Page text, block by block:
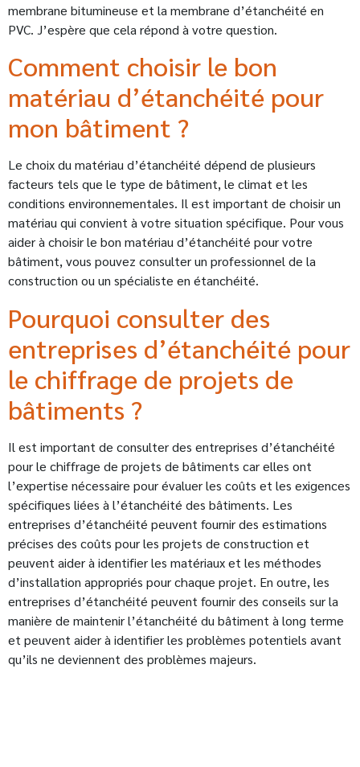
membrane bitumineuse et la membrane d’étanchéité en
PVC. J’espère que cela répond à votre question.
Comment choisir le bon
matériau d’étanchéité pour
mon bâtiment ?
Le choix du matériau d’étanchéité dépend de plusieurs
facteurs tels que le type de bâtiment, le climat et les
conditions environnementales. Il est important de choisir un
matériau qui convient à votre situation spécifique. Pour vous
aider à choisir le bon matériau d’étanchéité pour votre
bâtiment, vous pouvez consulter un professionnel de la
construction ou un spécialiste en étanchéité.
Pourquoi consulter des
entreprises d’étanchéité pour
le chiffrage de projets de
bâtiments ?
Il est important de consulter des entreprises d’étanchéité
pour le chiffrage de projets de bâtiments car elles ont
l’expertise nécessaire pour évaluer les coûts et les exigences
spécifiques liées à l’étanchéité des bâtiments. Les
entreprises d’étanchéité peuvent fournir des estimations
précises des coûts pour les projets de construction et
peuvent aider à identifier les matériaux et les méthodes
d’installation appropriés pour chaque projet. En outre, les
entreprises d’étanchéité peuvent fournir des conseils sur la
manière de maintenir l’étanchéité du bâtiment à long terme
et peuvent aider à identifier les problèmes potentiels avant
qu’ils ne deviennent des problèmes majeurs.